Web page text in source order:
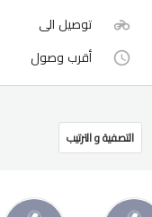
توصيل الى
أقرب وصول
التصفية و الترتيب